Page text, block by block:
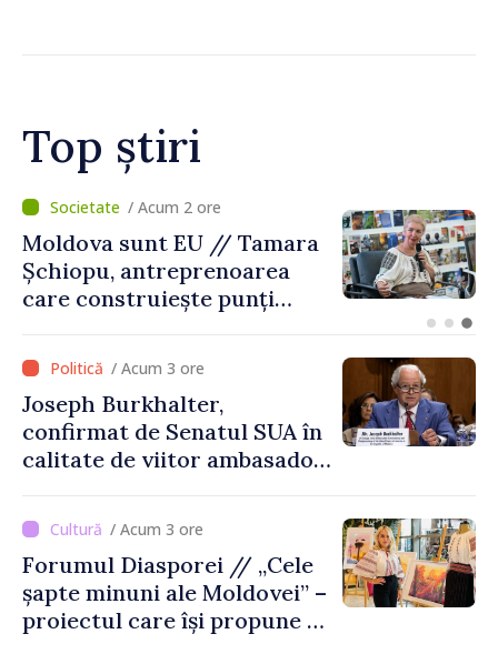
Top știri
/ Acum 1 oră
O dronă a intrat în Bulgaria
dinspre România și a
explodat la 100 de metri de
/ Acum 3 ore
Joseph Burkhalter,
confirmat de Senatul SUA în
calitate de viitor ambasador
/ Acum 3 ore
Forumul Diasporei // „Cele
șapte minuni ale Moldovei” –
proiectul care își propune să